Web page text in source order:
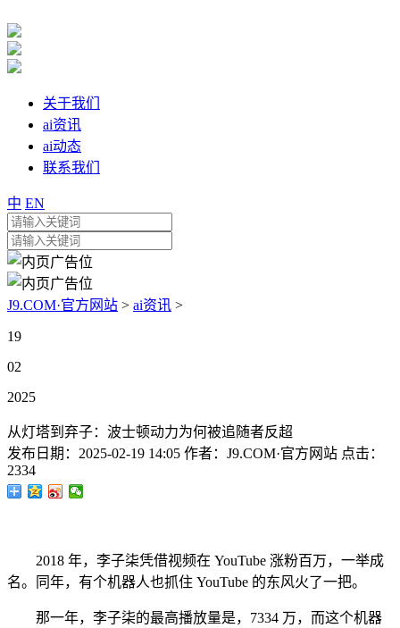
关于我们
ai资讯
ai动态
联系我们
中 EN
J9.COM·官方网站 > ai资讯 >
19
02
2025
从灯塔到弃子：波士顿动力为何被追随者反超
发布日期： 2025-02-19 14:05 作者： J9.COM·官方网站 点击：
2334
2018 年，李子柒凭借视频在 YouTube 涨粉百万，一举成
名。同年，有个机器人也抓住 YouTube 的东风火了一把。
那一年，李子柒的最高播放量是，7334 万，而这个机器